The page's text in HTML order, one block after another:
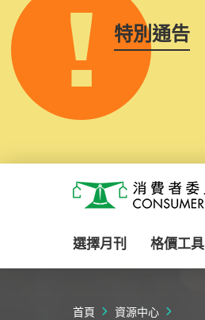
特別通告
消費者委員會
選擇月刊 格價工具
首頁 資源中心